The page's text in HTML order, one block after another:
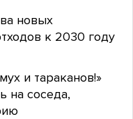
новых
к 2030 году
и тараканов!»
на соседа,